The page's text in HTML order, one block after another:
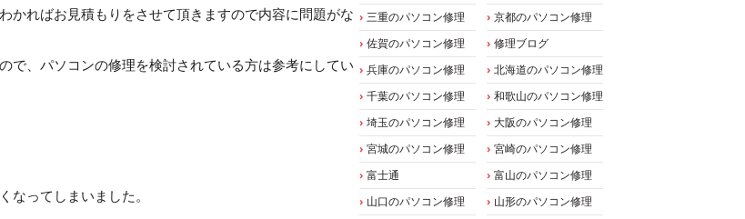
かればお見積もりをさせて頂きますので内容に問題がな
で、パソコンの修理を検討されている方は参考にしてい
なってしまいました。
三重のパソコン修理
京都のパソコン修理
佐賀のパソコン修理
修理ブログ
兵庫のパソコン修理
北海道のパソコン修理
千葉のパソコン修理
和歌山のパソコン修理
埼玉のパソコン修理
大阪のパソコン修理
宮城のパソコン修理
宮崎のパソコン修理
富士通
富山のパソコン修理
山口のパソコン修理
山形のパソコン修理